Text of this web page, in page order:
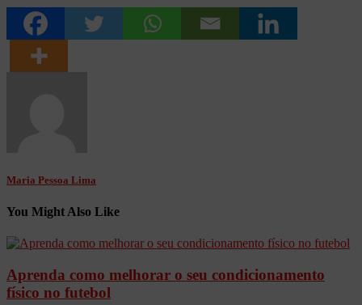
Maria Pessoa Lima
You Might Also Like
Aprenda como melhorar o seu condicionamento
físico no futebol